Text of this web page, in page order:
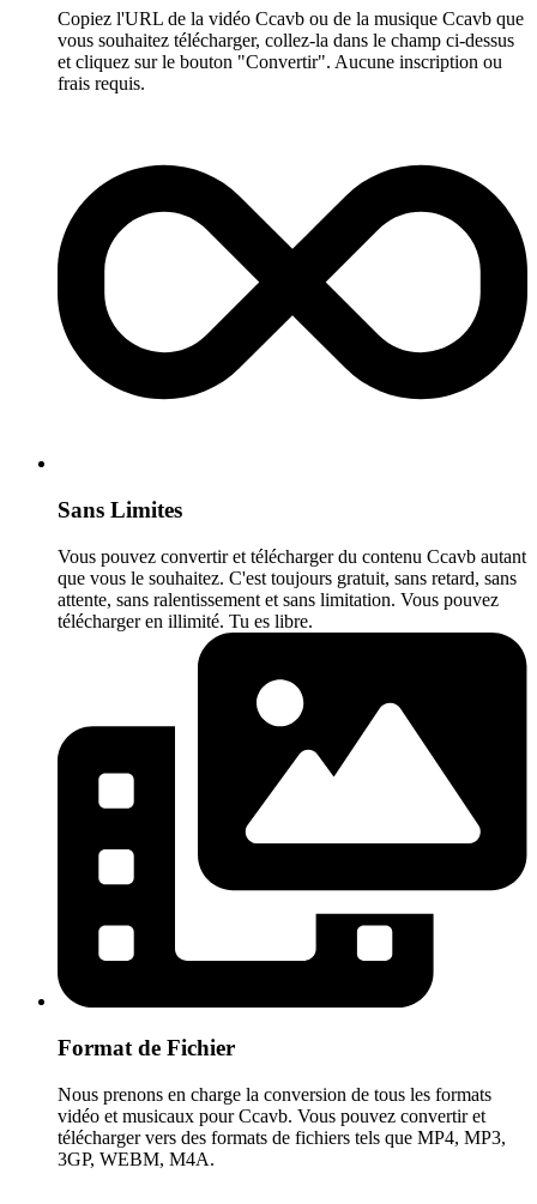
Copiez l'URL de la vidéo Ccavb ou de la musique Ccavb que
vous souhaitez télécharger, collez-la dans le champ ci-dessus
et cliquez sur le bouton "Convertir". Aucune inscription ou
frais requis.
Sans Limites
Vous pouvez convertir et télécharger du contenu Ccavb autant
que vous le souhaitez. C'est toujours gratuit, sans retard, sans
attente, sans ralentissement et sans limitation. Vous pouvez
télécharger en illimité. Tu es libre.
Format de Fichier
Nous prenons en charge la conversion de tous les formats
vidéo et musicaux pour Ccavb. Vous pouvez convertir et
télécharger vers des formats de fichiers tels que MP4, MP3,
3GP, WEBM, M4A.